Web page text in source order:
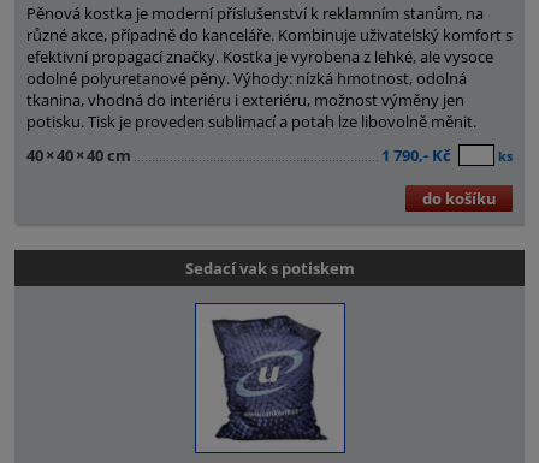
Pěnová kostka je moderní příslušenství k reklamním stanům, na
různé akce, případně do kanceláře. Kombinuje uživatelský komfort s
efektivní propagací značky. Kostka je vyrobena z lehké, ale vysoce
odolné polyuretanové pěny. Výhody: nízká hmotnost, odolná
tkanina, vhodná do interiéru i exteriéru, možnost výměny jen
potisku. Tisk je proveden sublimací a potah lze libovolně měnit.
40×40×40 cm 1 790,- Kč ks
do košíku
Sedací vak s potiskem